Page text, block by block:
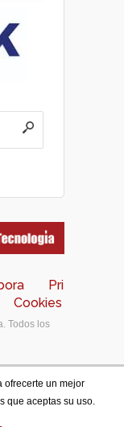
Pri
Cookies
Todos los
unalicencia
ofrecerte un mejor
que aceptas su uso.